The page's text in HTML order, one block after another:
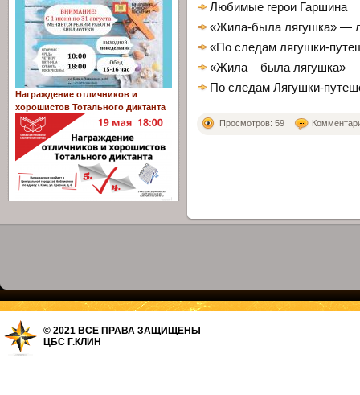
Любимые герои Гаршина
«Жила-была лягушка» —
«По следам лягушки-
«Жила – была лягушка» —
По следам Лягушки-
Просмотров: 59
Награждение отличников и
хорошистов Тотального диктанта
© 2021 ВСЕ ПРАВА ЗАЩИЩЕНЫ
ЦБС Г.КЛИН